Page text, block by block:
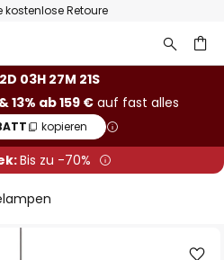
kostenlose Retoure
03H 27M 20S
13% ab 159 €auf fast alles
kopieren
Bis zu -70%